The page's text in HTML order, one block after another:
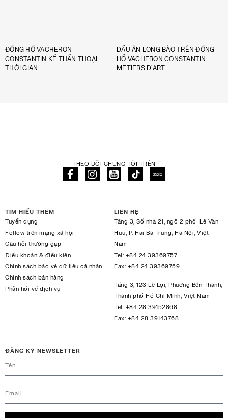
ĐỒNG HỒ VACHERON
CONSTANTIN KỂ THẦN THOẠI
THỜI GIAN
DẤU ẤN LONG BÀO TRÊN ĐỒNG
HỒ VACHERON CONSTANTIN
METIERS D’ART
THEO DÕI CHÚNG TÔI TRÊN
TÌM HIỂU THÊM
Tuyển dụng
Follow trên mạng xã hội
Câu hỏi thường gặp
Điều khoản & điều kiện
Chính sách bảo vệ dữ liệu cá nhân
Chính sách bán hàng
Phản hồi về dịch vụ
LIÊN HỆ
Tầng 3, Số nhà 21, ngõ 2 phố Lê Văn
Hưu, P. Hai Bà Trưng, Hà Nội, Việt
Nam
Tel: +84 24 39369757
Fax: +84 24 39369759
Tầng 3, 123 Lê Lợi, Phường Bến Thành,
Thành phố Hồ Chí Minh, Việt Nam
Tel: +84 28 39152868
Fax: +84 28 39143768
ĐĂNG KÝ NEWSLETTER